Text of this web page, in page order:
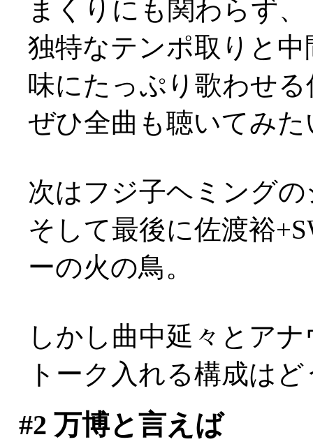
まくりにも関わらず、
独特なテンポ取りと
味にたっぷり歌わせ
ぜひ全曲も聴いてみ
次はフジ子ヘミング
そして最後に佐渡裕
ーの火の鳥。
しかし曲中延々とア
トーク入れる構成は
#2 万博と言えば